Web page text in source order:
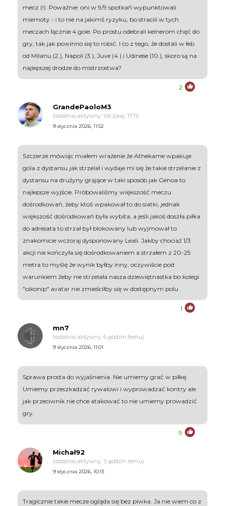
mecz (!). Poważnie: oni w 9/9 spotkań wypunktowali
miernoty - i to nie na jakimś ryzyku, bo stracili w tych
meczach łącznie 4 gole. Po prostu odebrali kelnerom chęć do
gry, tak jak powinno się to robić. I co z tego, że dostali w łeb
od Milanu (2.), Napoli (3.), Juve (4.) i Udinese (10.), skoro są na
najlepszej drodze do mistrzostwa?
2
GrandePaoloM3
(ostatnio aktywny: Wczoraj, 17:11)
9 stycznia 2026, 11:52
Szczerze mówiąc miałem wrażenie że Athekame wpakuje
gola z dystansu jak strzelał i wydaje mi się że takie strzelanie z
dystansu na drużyny grające w taki sposób jak Genoa to
najlepsze wyjście. Próbowaliśmy większość meczu
dośrodkowań, żeby ktoś wpakował to do siatki, jednak
większość dośrodkowań była wybita, a jeśli jakoś doszła piłka
do adresata to strzał był blokowany lub wyjmował to
znakomicie wczoraj dysponowany Leali. Jakby chociaż 1/3
akcji nie kończyła się dośrodkowaniem a strzałem z 20-25
metra to myślę że wynik byłby inny, oczywiście pod
warunkiem żeby nie strzelała nasza dziewiętnastka bo kolegi
"oikonip" avatar nie zmieściłby się w dostępnym polu
1
mn7
(ostatnio aktywny: 6 godzin temu)
9 stycznia 2026, 11:01
Sprawa prosta do wyjaśnienia. Nie umiemy grać w piłkę.
Umiemy przeszkadzać rywalowi i wyprowadzać kontry ale
jak przeciwnik nie chce atakować to nie umiemy prowadzić
gry.
9
Michał92
(ostatnio aktywny: 5 godzin temu)
9 stycznia 2026, 10:13
Tragicznie takie mecze ogląda się bez piwka. Ja nie wiem co z